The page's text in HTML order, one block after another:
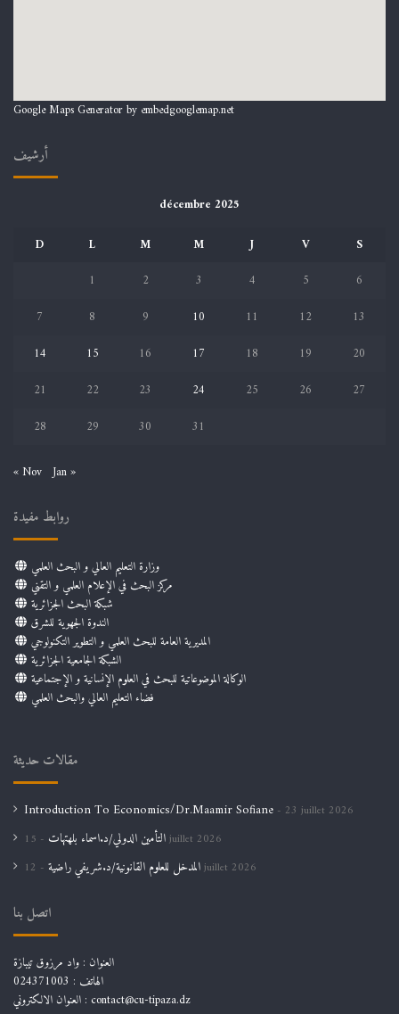
Google Maps Generator by embedgooglemap.net
أرشيف
décembre 2025
D
L M M J V
S
1
2 3 4 5
6
7
8 9 10 11 12
13
14
15 16 17 18 19
20
21
22 23 24 25 26
27
28
29 30 31
« Nov Jan »
روابط مفيدة
وزارة التعليم العالي و البحث العلمي
مركز البحث في الإعلام العلمي و التقني
شبكة البحث الجزائرية
الندوة الجهوية للشرق
المديرية العامة للبحث العلمي و التطوير التكنولوجي
الشبكة الجامعية الجزائرية
الوكالة الموضوعاتية للبحث في العلوم الإنسانية و الإجتماعية
فضاء التعليم العالي والبحث العلمي
مقالات حديثة
Introduction To Economics/Dr.Maamir Sofiane 23 juillet 2026
التأمين الدولي/د.اسماء بلهتهات15 juillet 2026
المدخل للعلوم القانونية/د.شريفي راضية12 juillet 2026
اتصل بنا
العنوان : واد مرزوق تيبازة
الهاتف : 024371003
العنوان الالكتروني : contact@cu-tipaza.dz